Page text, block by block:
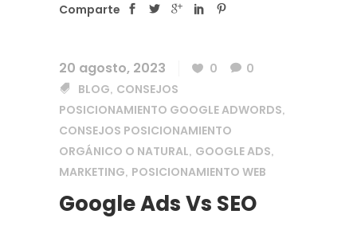
Comparte
20 agosto, 2023 0
0
BLOG, CONSEJOS
POSICIONAMIENTO GOOGLE ADWORDS,
CONSEJOS POSICIONAMIENTO
ORGÁNICO O NATURAL, GOOGLE ADS,
MARKETING, POSICIONAMIENTO WEB
Google Ads Vs SEO